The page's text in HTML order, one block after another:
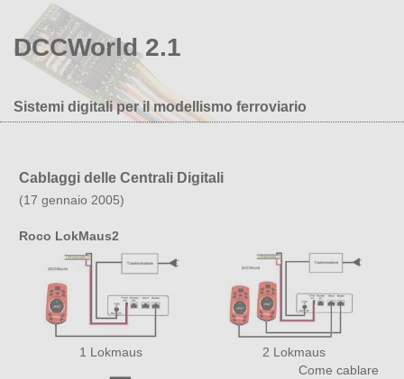
DCCWorld 2.1
Sistemi digitali per il modellismo ferroviario
Cablaggi delle Centrali Digitali
(17 gennaio 2005)
Roco LokMaus2
1 Lokmaus
2 Lokmaus
Come cablare